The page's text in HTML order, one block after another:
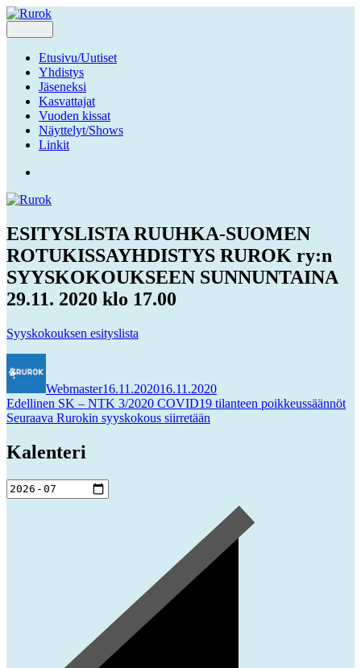
Siirry
sisältöön
Rurok
Ruuhka-Suomen Rotukissayhdistys
Valikko
Etusivu/Uutiset
Yhdistys
Jäseneksi
Kasvattajat
Vuoden kissat
Näyttelyt/Shows
Linkit
ESITYSLISTA RUUHKA-SUOMEN
ROTUKISSAYHDISTYS RUROK ry:n
SYYSKOKOUKSEEN SUNNUNTAINA
29.11. 2020 klo 17.00
Syyskokouksen esityslista
Webmaster16.11.202016.11.2020
Artikkelien
selaus
Edellinen Edellinen
artikkeli:
SK – NTK 3/2020 COVID19 tilanteen poikkeussäännöt
Seuraava Seuraava
Rurokin syyskokous siirretään
Kalenteri